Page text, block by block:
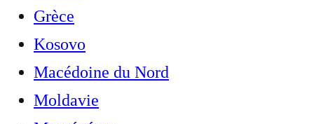
Grèce
Kosovo
Macédoine du Nord
Moldavie